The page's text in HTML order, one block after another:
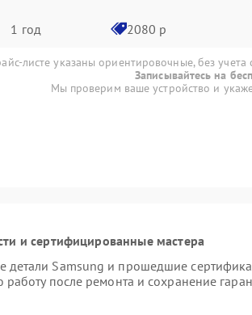
1 год 2080 р
листе указаны ориентировочные, без учета
Записывайтесь на
Мы проверим ваше устройство и
и сертифицированные мастера
детали Samsung и прошедшие
работу после ремонта и сохранение